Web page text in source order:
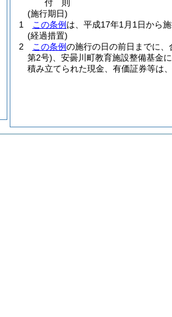
付 則
(施行期日)
1
この条例 は、平成17年1月1日から施
(経過措置)
2
この条例の施行の日の前日までに
第2号) 、安曇川町教育施設整備基金
積み立てられた現金、有価証券等は